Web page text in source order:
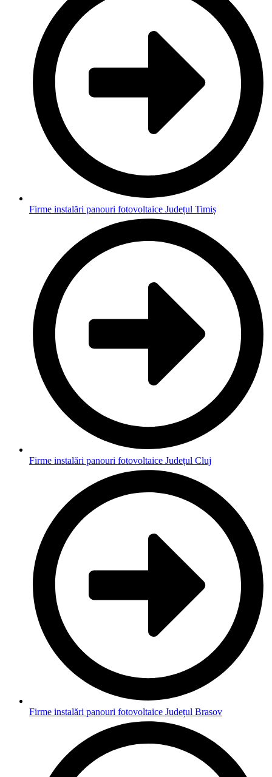
Firme instalări panouri fotovoltaice Județul Timiș
Firme instalări panouri fotovoltaice Județul Cluj
Firme instalări panouri fotovoltaice Județul Brasov